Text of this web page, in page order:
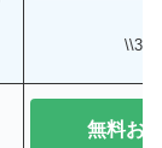
\\31
無料お